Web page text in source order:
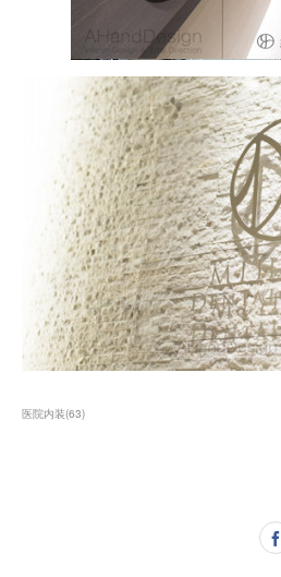
医院内装(63)